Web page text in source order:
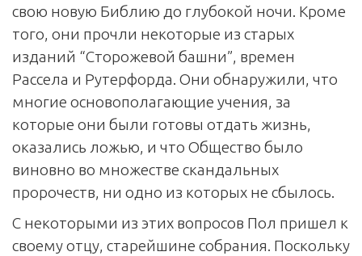
свою новую Библию до глубокой ночи. Кроме
того, они прочли некоторые из старых
изданий “Сторожевой башни”, времен
Рассела и Рутерфорда. Они обнаружили, что
многие основополагающие учения, за
которые они были готовы отдать жизнь,
оказались ложью, и что Общество было
виновно во множестве скандальных
пророчеств, ни одно из которых не сбылось.
С некоторыми из этих вопросов Пол пришел к
своему отцу, старейшине собрания. Поскольку